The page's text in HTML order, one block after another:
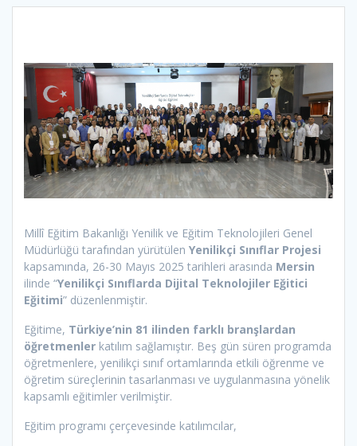
Millî Eğitim Bakanlığı Yenilik ve Eğitim Teknolojileri Genel
Müdürlüğü tarafından yürütülen Yenilikçi Sınıflar Projesi
kapsamında, 26-30 Mayıs 2025 tarihleri arasında Mersin
ilinde “Yenilikçi Sınıflarda Dijital Teknolojiler Eğitici
Eğitimi” düzenlenmiştir.
Eğitime, Türkiye’nin 81 ilinden farklı branşlardan
öğretmenler katılım sağlamıştır. Beş gün süren programda
öğretmenlere, yenilikçi sınıf ortamlarında etkili öğrenme ve
öğretim süreçlerinin tasarlanması ve uygulanmasına yönelik
kapsamlı eğitimler verilmiştir.
Eğitim programı çerçevesinde katılımcılar,